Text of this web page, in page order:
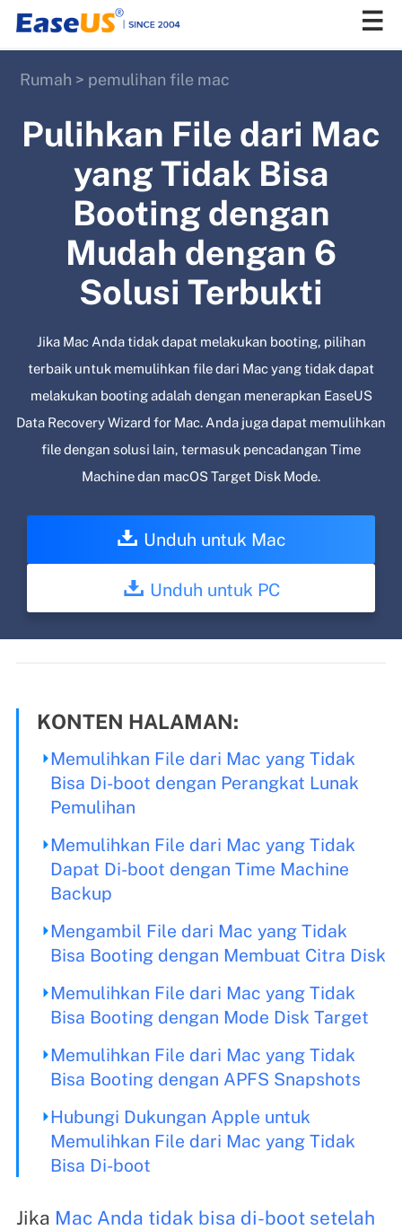
Rumah > pemulihan file mac
Pulihkan File dari Mac
yang Tidak Bisa
Booting dengan
Mudah dengan 6
Solusi Terbukti
Jika Mac Anda tidak dapat melakukan booting, pilihan
terbaik untuk memulihkan file dari Mac yang tidak dapat
melakukan booting adalah dengan menerapkan EaseUS
Data Recovery Wizard for Mac. Anda juga dapat memulihkan
file dengan solusi lain, termasuk pencadangan Time
Machine dan macOS Target Disk Mode.
Unduh untuk Mac
Unduh untuk PC
KONTEN HALAMAN:
Memulihkan File dari Mac yang Tidak
Bisa Di-boot dengan Perangkat Lunak
Pemulihan
Memulihkan File dari Mac yang Tidak
Dapat Di-boot dengan Time Machine
Backup
Mengambil File dari Mac yang Tidak
Bisa Booting dengan Membuat Citra Disk
Memulihkan File dari Mac yang Tidak
Bisa Booting dengan Mode Disk Target
Memulihkan File dari Mac yang Tidak
Bisa Booting dengan APFS Snapshots
Hubungi Dukungan Apple untuk
Memulihkan File dari Mac yang Tidak
Bisa Di-boot
Jika Mac Anda tidak bisa di-boot setelah